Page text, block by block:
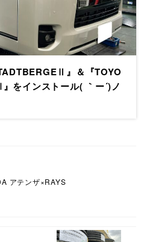
』＆『TOYO
をインストール( ｀ー´)ノ
アテンザ×RAYS